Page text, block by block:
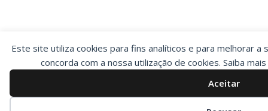
Este site utiliza cookies para fins analíticos e para melhorar a
concorda com a nossa utilização de cookies. Saiba
Aceitar